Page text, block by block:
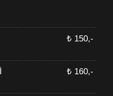
₺ 150,-
₺ 160,-